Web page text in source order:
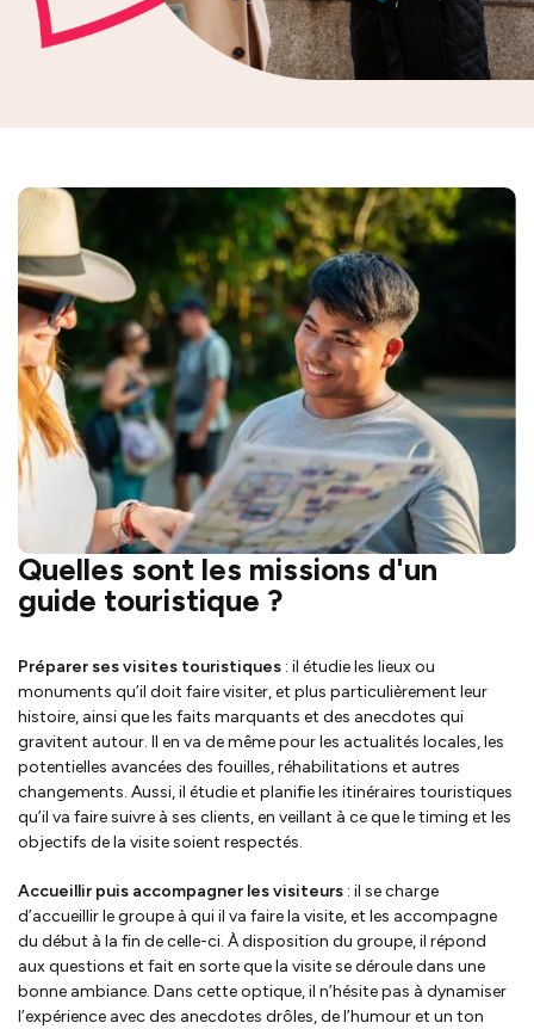
Quelles sont les missions d'un
guide touristique ?
Préparer ses visites touristiques : il étudie les lieux ou
monuments qu’il doit faire visiter, et plus particulièrement leur
histoire, ainsi que les faits marquants et des anecdotes qui
gravitent autour. Il en va de même pour les actualités locales, les
potentielles avancées des fouilles, réhabilitations et autres
changements. Aussi, il étudie et planifie les itinéraires touristiques
qu’il va faire suivre à ses clients, en veillant à ce que le timing et les
objectifs de la visite soient respectés.
Accueillir puis accompagner les visiteurs : il se charge
d’accueillir le groupe à qui il va faire la visite, et les accompagne
du début à la fin de celle-ci. À disposition du groupe, il répond
aux questions et fait en sorte que la visite se déroule dans une
bonne ambiance. Dans cette optique, il n’hésite pas à dynamiser
l’expérience avec des anecdotes drôles, de l’humour et un ton